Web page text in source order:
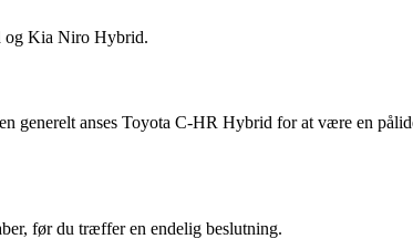
og Kia Niro Hybrid.
generelt anses Toyota C-HR Hybrid for at være en
før du træffer en endelig beslutning.